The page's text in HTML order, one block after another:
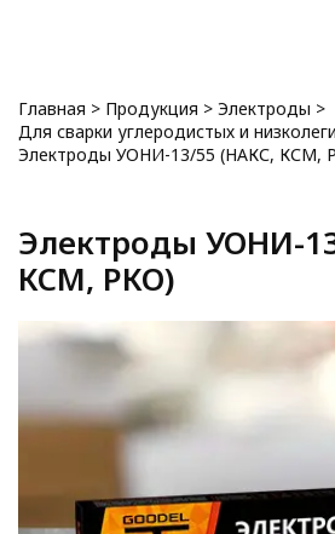
Главная > Продукция > Электроды >
Для сварки углеродистых и
Электроды УОНИ-13/55 (НАКС, КСМ,
Электроды УОНИ-
КСМ, РКО)